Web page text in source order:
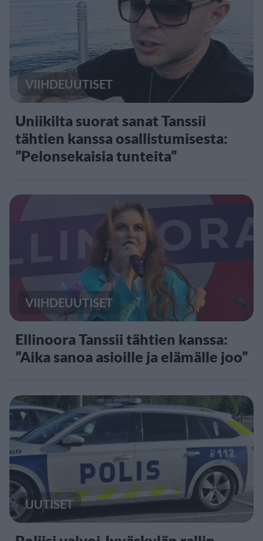
VIIHDEUUTISET
Uniikilta suorat sanat Tanssii
tähtien kanssa osallistumisesta:
”Pelonsekaisia tunteita”
VIIHDEUUTISET
Ellinoora Tanssii tähtien kanssa:
”Aika sanoa asioille ja elämälle joo”
UUTISET